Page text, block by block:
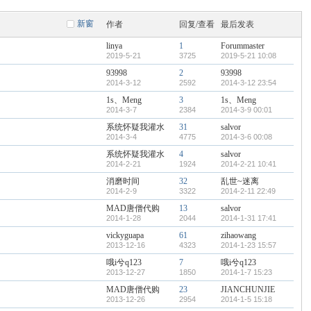
新窗 作者 回复/查看 最后发表
linya
2019-5-21
1
3725
Forummaster
2019-5-21 10:08
93998
2014-3-12
2
2592
93998
2014-3-12 23:54
1s、Meng
2014-3-7
3
2384
1s、Meng
2014-3-9 00:01
系统怀疑我灌水
2014-3-4
31
4775
salvor
2014-3-6 00:08
系统怀疑我灌水
2014-2-21
4
1924
salvor
2014-2-21 10:41
消磨时间
2014-2-9
32
3322
乱世~迷离
2014-2-11 22:49
MAD唐僧代购
2014-1-28
13
2044
salvor
2014-1-31 17:41
vickyguapa
2013-12-16
61
4323
zihaowang
2014-1-23 15:57
哦i兮q123
2013-12-27
7
1850
哦i兮q123
2014-1-7 15:23
MAD唐僧代购
2013-12-26
23
2954
JIANCHUNJIE
2014-1-5 15:18